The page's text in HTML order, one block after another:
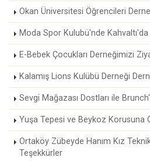
Okan Üniversitesi Öğrencileri
Moda Spor Kulubü'nde
E-Bebek Çocukları Derneğimizi
Kalamış Lions Kulübü Derneği
Sevgi Mağazası Dostları ile
Yuşa Tepesi ve Beykoz Korusuna
Ortaköy Zübeyde Hanım Kız
Teşekkürler